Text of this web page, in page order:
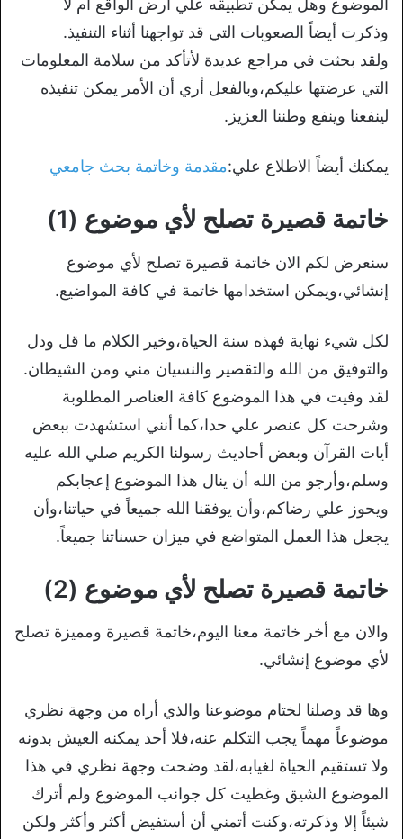
الموضوع وهل يمكن تطبيقه علي أرض الواقع أم لا
وذكرت أيضاً الصعوبات التي قد تواجهنا أثناء التنفيذ.
ولقد بحثت في مراجع عديدة لأتأكد من سلامة المعلومات
التي عرضتها عليكم،وبالفعل أري أن الأمر يمكن تنفيذه
لينفعنا وينفع وطننا العزيز.
يمكنك أيضاً الاطلاع علي:مقدمة وخاتمة بحث جامعي
خاتمة قصيرة تصلح لأي موضوع (1)
سنعرض لكم الان خاتمة قصيرة تصلح لأي موضوع
إنشائي،ويمكن استخدامها خاتمة في كافة المواضيع.
لكل شيء نهاية فهذه سنة الحياة،وخير الكلام ما قل ودل
والتوفيق من الله والتقصير والنسيان مني ومن الشيطان.
لقد وفيت في هذا الموضوع كافة العناصر المطلوبة
وشرحت كل عنصر علي حدا،كما أنني استشهدت ببعض
أيات القرآن وبعض أحاديث رسولنا الكريم صلي الله عليه
وسلم،وأرجو من الله أن ينال هذا الموضوع إعجابكم
ويحوز علي رضاكم،وأن يوفقنا الله جميعاً في حياتنا،وأن
يجعل هذا العمل المتواضع في ميزان حسناتنا جميعاً.
خاتمة قصيرة تصلح لأي موضوع (2)
والان مع أخر خاتمة معنا اليوم،خاتمة قصيرة ومميزة تصلح
لأي موضوع إنشائي.
وها قد وصلنا لختام موضوعنا والذي أراه من وجهة نظري
موضوعاً مهماً يجب التكلم عنه،فلا أحد يمكنه العيش بدونه
ولا تستقيم الحياة لغيابه،لقد وضحت وجهة نظري في هذا
الموضوع الشيق وغطيت كل جوانب الموضوع ولم أترك
شيئاً إلا وذكرته،وكنت أتمني أن أستفيض أكثر وأكثر ولكن